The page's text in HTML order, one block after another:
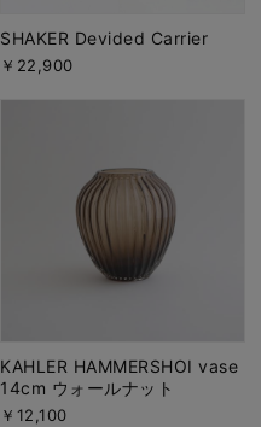
SHAKER Devided Carrier
￥22,900
KAHLER HAMMERSHOI vase
14cm ウォールナット
￥12,100